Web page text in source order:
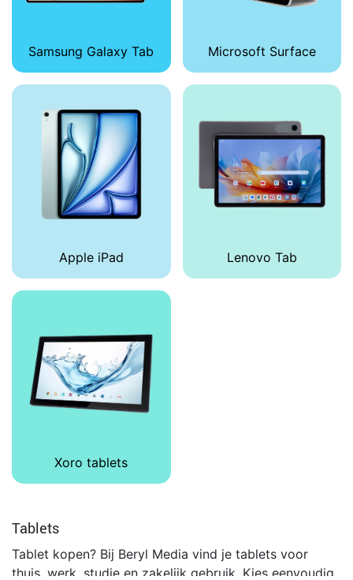
Samsung Galaxy Tab Microsoft Surface
Apple iPad Lenovo Tab
Xoro tablets
Tablets
Tablet kopen? Bij Beryl Media vind je tablets voor
thuis, werk, studie en zakelijk gebruik. Kies eenvoudig